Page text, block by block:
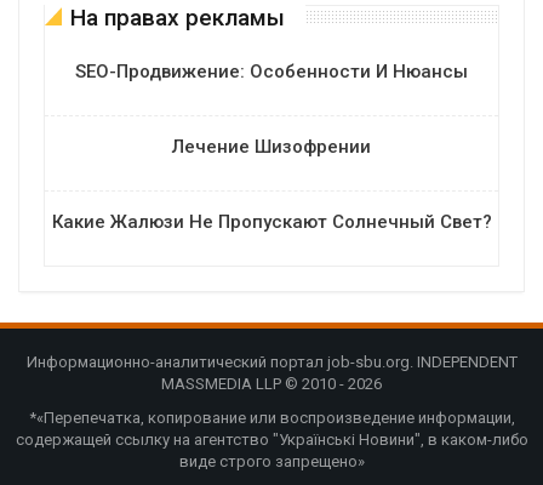
На правах рекламы
SEO-Продвижение: Особенности И Нюансы
Лечение Шизофрении
Какие Жалюзи Не Пропускают Солнечный Свет?
Информационно-аналитический портал job-sbu.org. INDEPENDENT
MASSMEDIA LLP © 2010 - 2026
*«Перепечатка, копирование или воспроизведение информации,
содержащей ссылку на агентство "Українські Новини", в каком-либо
виде строго запрещено»